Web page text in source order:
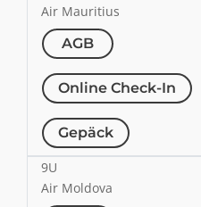
Air Mauritius
AGB
Online Check-In
Gepäck
9U
Air Moldova